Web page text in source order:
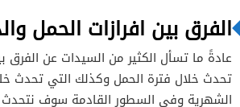
الفرق بين افرازات الحمل
عادةً ما تسأل الكثير من السيدات عن الفرق
تحدث خلال فترة الحمل وكذلك التي تحدث
الشهرية وفي السطور القادمة سوف